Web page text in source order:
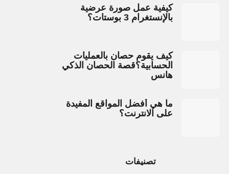
كيفية عمل صورة عرضية
بالإنستغرام 3 بوستات؟
كيف يقوم حصان بالعمليات
الحسابية؟قصة الحصان الذكي
هانس
ما هي أفضل المواقع المفيدة
على الانترنت؟
تصنيفات